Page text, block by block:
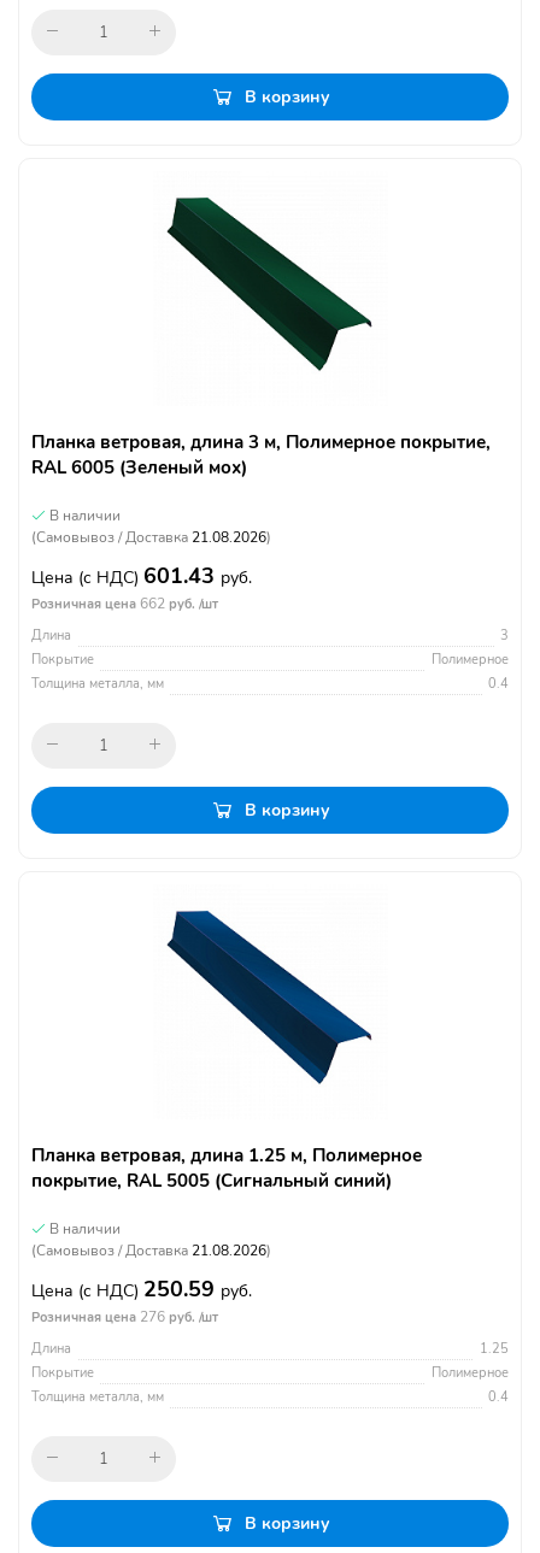
В корзину
Планка ветровая, длина 3 м, Полимерное покрытие,
RAL 6005 (Зеленый мох)
В наличии
(Самовывоз / Доставка 21.08.2026)
Цена (с НДС) 601.43 руб.
Розничная цена 662 руб. /шт
Длина
3
Покрытие
Полимерное
Толщина металла, мм
0.4
В корзину
Планка ветровая, длина 1.25 м, Полимерное
покрытие, RAL 5005 (Сигнальный синий)
В наличии
(Самовывоз / Доставка 21.08.2026)
Цена (с НДС) 250.59 руб.
Розничная цена 276 руб. /шт
Длина
1.25
Покрытие
Полимерное
Толщина металла, мм
0.4
В корзину